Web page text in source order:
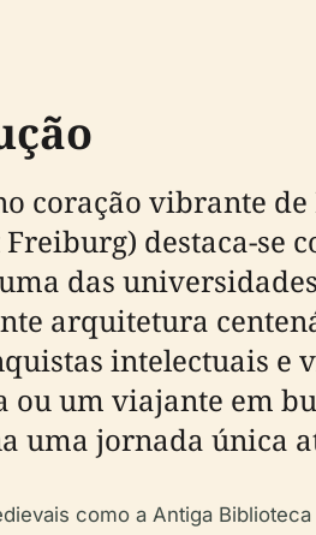
coração vibrante
destaca-se
das
arquitetura
intelectuais e
um viajante em
uma jornada única
como a Antiga